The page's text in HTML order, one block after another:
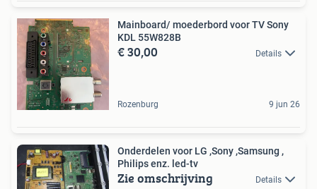
Mainboard/ moederbord voor TV Sony
KDL 55W828B
€ 30,00 Details
Rozenburg 9 jun 26
Onderdelen voor LG ,Sony ,Samsung ,
Philips enz. led-tv
Zie omschrijving Details